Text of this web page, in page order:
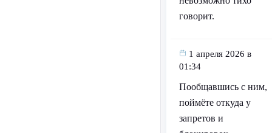
говорит.
1 апреля 2026 в
01:34
Пообщавшись с ним,
поймёте откуда у
запретов и